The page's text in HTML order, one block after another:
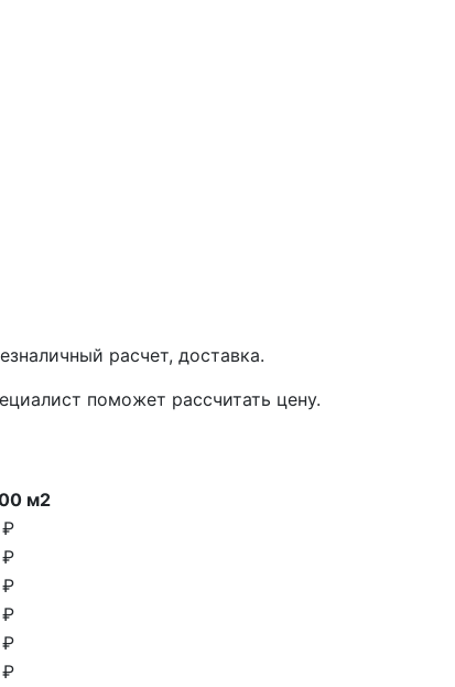
расчет, доставка.
поможет рассчитать цену.
м2